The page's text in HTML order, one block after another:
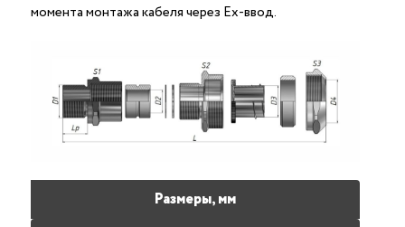
момента монтажа кабеля через Ex-ввод.
Размеры, мм